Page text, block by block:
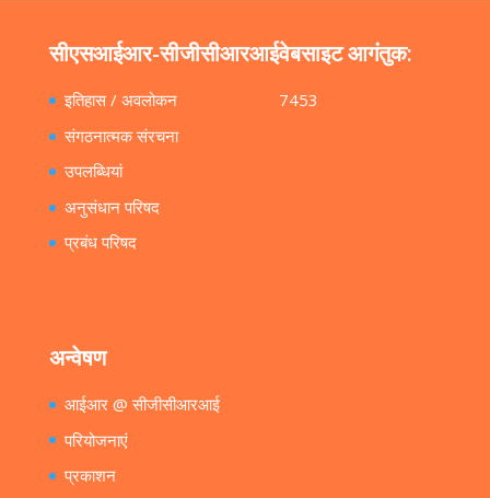
सीएसआईआर-सीजीसीआरआई
इतिहास / अवलोकन
संगठनात्मक संरचना
उपलब्धियां
अनुसंधान परिषद
प्रबंध परिषद
वेबसाइट आगंतुक:
7453
अन्वेषण
आईआर @ सीजीसीआरआई
परियोजनाएं
प्रकाशन